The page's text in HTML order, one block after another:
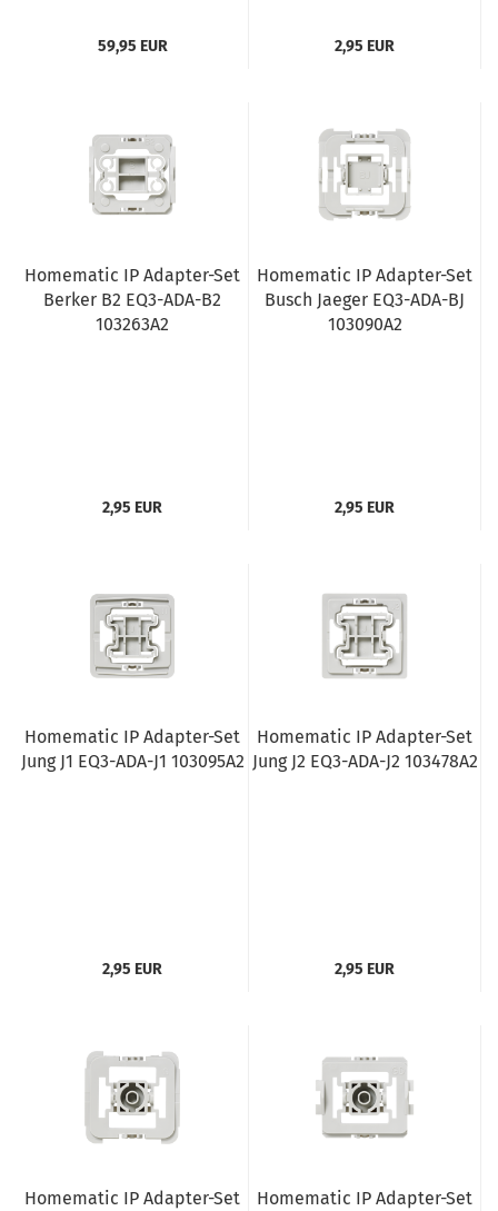
59,95 EUR 2,95 EUR
Homematic IP Adapter-Set
Berker B2 EQ3-ADA-B2
103263A2
2,95 EUR
Homematic IP Adapter-Set
Busch Jaeger EQ3-ADA-BJ
103090A2
2,95 EUR
Homematic IP Adapter-Set
Jung J1 EQ3-ADA-J1 103095A2
2,95 EUR
Homematic IP Adapter-Set
Jung J2 EQ3-ADA-J2 103478A2
2,95 EUR
Homematic IP Adapter-Set
Homematic IP Adapter-Set